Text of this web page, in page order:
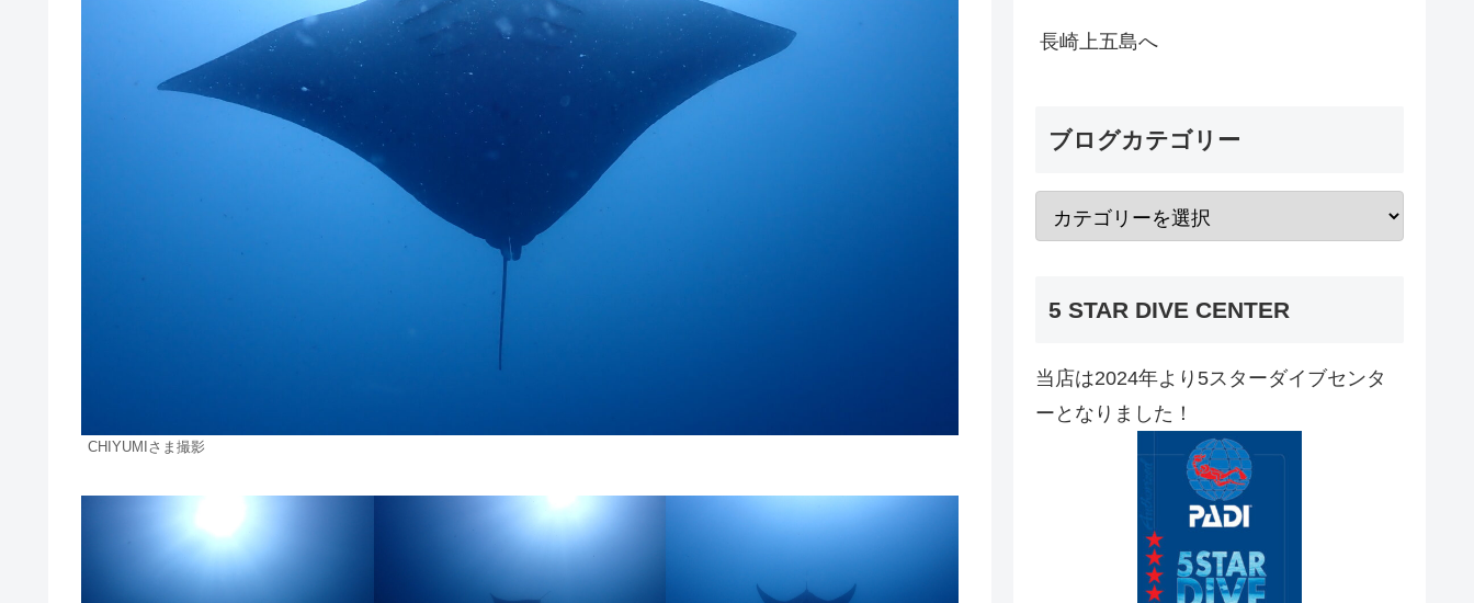
CHIYUMIさま撮影
長崎上五島へ
ブログカテゴリー
5 STAR DIVE CENTER
当店は2024年より5スターダイブセンタ
ーとなりました！